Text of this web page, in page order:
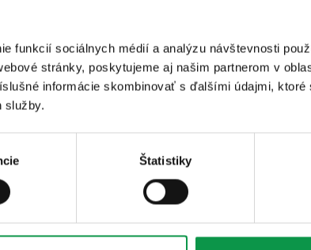
funkcií sociálnych médií a analýzu návštevnosti
stránky, poskytujeme aj našim partnerom v
informácie skombinovať s ďalšími údajmi, ktoré
služby.
Štatistiky
závislá